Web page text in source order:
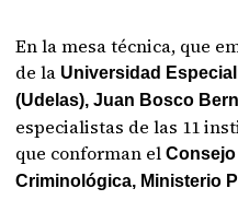
En la mesa técnica, que
de la Universidad
(Udelas), Juan Bosco
especialistas de las 11
que conforman el
Criminológica, Ministerio